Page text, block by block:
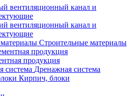
вентиляционный канал и
вентиляционный канал и
Строительные материалы
продукция
Дренажная система
Кирпич, блоки